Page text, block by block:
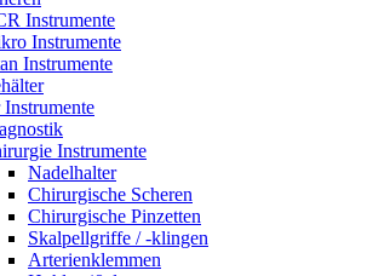
Instrumente
Instrumente
Instrumente
Instrumente
Nadelhalter
Chirurgische Scheren
Chirurgische Pinzetten
Skalpellgriffe / -klingen
Arterienklemmen